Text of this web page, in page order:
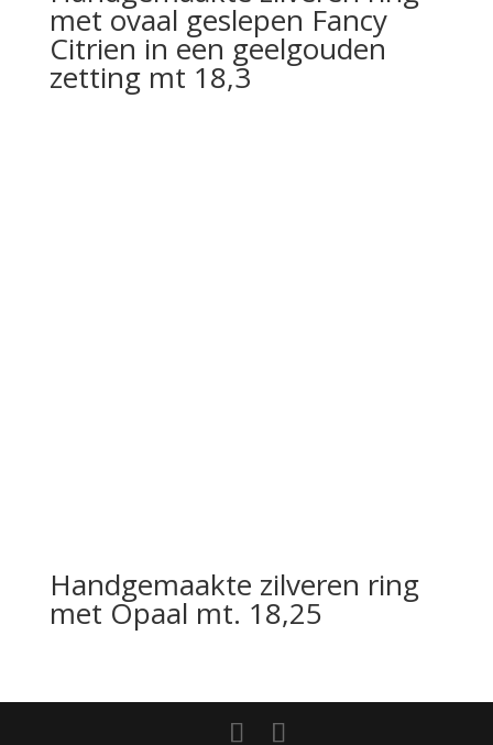
met ovaal geslepen Fancy
Citrien in een geelgouden
zetting mt 18,3
Handgemaakte zilveren ring
met Opaal mt. 18,25